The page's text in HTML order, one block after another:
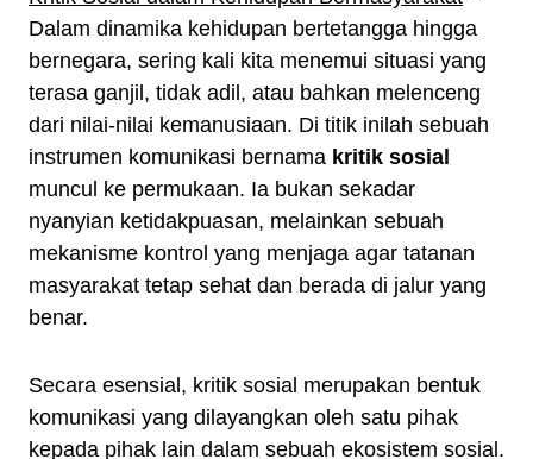
Dalam dinamika kehidupan bertetangga hingga
bernegara, sering kali kita menemui situasi yang
terasa ganjil, tidak adil, atau bahkan melenceng
dari nilai-nilai kemanusiaan. Di titik inilah sebuah
instrumen komunikasi bernama kritik sosial
muncul ke permukaan. Ia bukan sekadar
nyanyian ketidakpuasan, melainkan sebuah
mekanisme kontrol yang menjaga agar tatanan
masyarakat tetap sehat dan berada di jalur yang
benar.
Secara esensial, kritik sosial merupakan bentuk
komunikasi yang dilayangkan oleh satu pihak
kepada pihak lain dalam sebuah ekosistem sosial.